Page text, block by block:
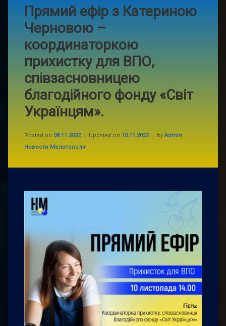
Прямий ефір з Катериною
Черновою –
координаторкою
прихистку для ВПО,
співзасновницею
благодійного фонду «Світ
Українцям».
Posted on 08.11.2022 Updated on 10.11.2022 by Admin
Categories:
Новости Мелитополя